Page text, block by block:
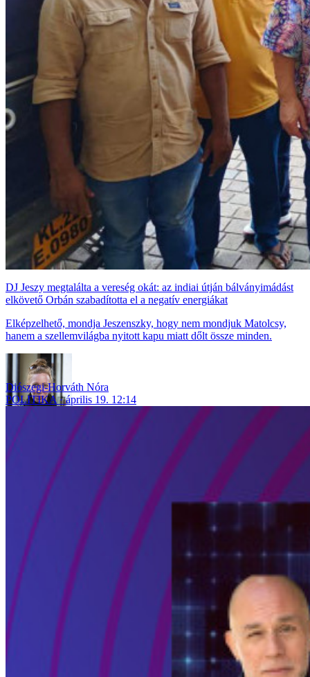
DJ Jeszy megtalálta a vereség okát: az indiai útján bálványimádást
elkövető Orbán szabadította el a negatív energiákat
Elképzelhető, mondja Jeszenszky, hogy nem mondjuk Matolcsy,
hanem a szellemvilágba nyitott kapu miatt dőlt össze minden.
Diószegi-Horváth Nóra
POLITIKA
április 19. 12:14